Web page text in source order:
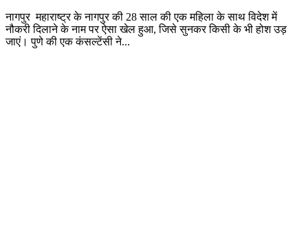
नागपुर महाराष्ट्र के नागपुर की 28 साल की एक महिला के साथ विदेश में
नौकरी दिलाने के नाम पर ऐसा खेल हुआ, जिसे सुनकर किसी के भी होश उड़
जाएं। पुणे की एक कंसल्टेंसी ने...